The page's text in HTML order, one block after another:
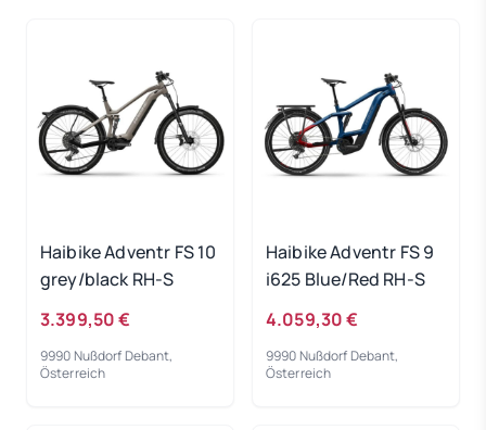
Haibike Adventr FS 10
grey/black RH-S
3.399,50 €
9990 Nußdorf Debant,
Österreich
Haibike Adventr FS 9
i625 Blue/Red RH-S
4.059,30 €
9990 Nußdorf Debant,
Österreich